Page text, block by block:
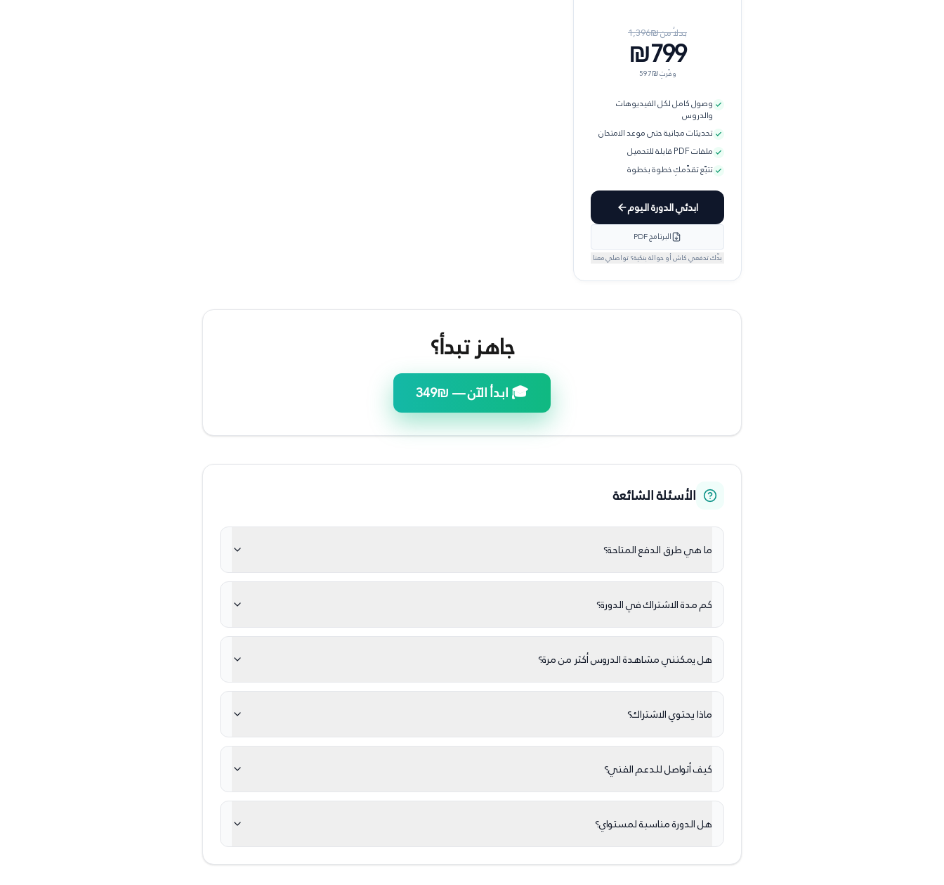
بدلاً من ₪1,396
₪799
وفّرتِ ₪597
وصول كامل لكل الفيديوهات
والدروس
تحديثات مجانية حتى موعد الامتحان
ملفات PDF قابلة للتحميل
تتبّع تقدّمكِ خطوة بخطوة
ابدئي الدورة اليوم
البرنامج PDF
بدّك تدفعي كاش أو حوالة بنكية؟ تواصلي معنا
جاهز تبدأ؟
🎓 ابدأ الآن —₪349
الأسئلة الشائعة
ما هي طرق الدفع المتاحة؟
كم مدة الاشتراك في الدورة؟
هل يمكنني مشاهدة الدروس أكثر من مرة؟
ماذا يحتوي الاشتراك؟
كيف أتواصل للدعم الفني؟
هل الدورة مناسبة لمستواي؟